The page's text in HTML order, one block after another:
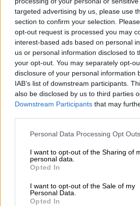
targeted advertising by us, please use
section to confirm your selection.
opt-out request is processed you may
interest-based ads based on personal
us or personal information disclosed to
your opt-out. You may separately opt-
disclosure of your personal information
IAB’s list of downstream participants.
also be disclosed by us to third parties
Downstream Participants that may
Please note that this website/app uses
not limited to your visit or usage
grant or deny consent to Google and its
use your data for below specified
consent section.
Personal Data Processing Opt Outs
I want to opt-out of the Sharing of
personal data.
Opted In
I want to opt-out of the Sale of my
Personal Data.
Opted In
κοπέλα από οδηγόταξί στου
μεσημέρι της Πέμπτης.
καταγγελία της νεαρής,
ένα ταξί μέσω εφαρμογής
παραλάβει από τον Άγιο
Ζωγράφου.
Αφού έφτασαν, σύμφωνα με
γυναίκα κατάλαβε πως είχε
περιμένει να πάει στο
φέρει ταχρήματα.
Εκείνος, της πρότεινε
βρούνε αλλιώς», λέγοντάς
χρειάζεται να πληρώσει